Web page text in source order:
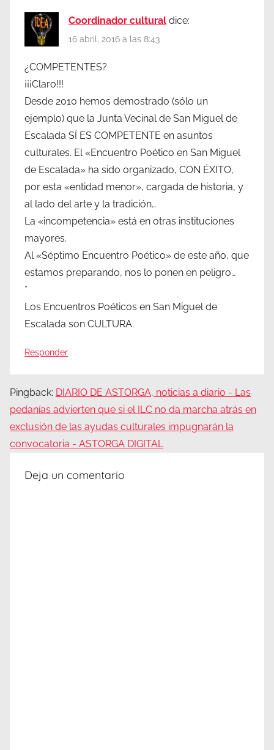
Coordinador cultural dice:
16 abril, 2016 a las 8:43
¿COMPETENTES?
¡¡¡Claro!!!
Desde 2010 hemos demostrado (sólo un
ejemplo) que la Junta Vecinal de San Miguel de
Escalada SÍ ES COMPETENTE en asuntos
culturales. El «Encuentro Poético en San Miguel
de Escalada» ha sido organizado, CON ÉXITO,
por esta «entidad menor», cargada de historia, y
al lado del arte y la tradición…
La «incompetencia» está en otras instituciones
mayores.
Al «Séptimo Encuentro Poético» de este año, que
estamos preparando, nos lo ponen en peligro…
*
Los Encuentros Poéticos en San Miguel de
Escalada son CULTURA.
Responder
Pingback: DIARIO DE ASTORGA, noticias a diario - Las
pedanías advierten que si el ILC no da marcha atrás en
exclusión de las ayudas culturales impugnarán la
convocatoria - ASTORGA DIGITAL
Deja un comentario